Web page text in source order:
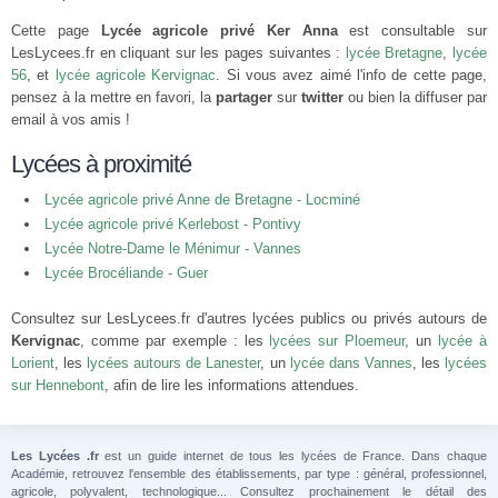
Cette page Lycée agricole privé Ker Annaest consultable sur
LesLycees.fr en cliquant sur les pages suivantes : lycée Bretagne, lycée
56, et lycée agricole Kervignac. Si vous avez aimé l'info de cette page,
pensez à la mettre en favori, la partager sur twitter ou bien la diffuser par
email à vos amis !
Lycées à proximité
Lycée agricole privé Anne de Bretagne - Locminé
Lycée agricole privé Kerlebost - Pontivy
Lycée Notre-Dame le Ménimur - Vannes
Lycée Brocéliande - Guer
Consultez sur LesLycees.fr d'autres lycées publics ou privés autours de
Kervignac, comme par exemple : les lycées sur Ploemeur, un lycée à
Lorient, les lycées autours de Lanester, un lycée dans Vannes, les lycées
sur Hennebont, afin de lire les informations attendues.
Les Lycées .frest un guide internet de tous les lycées de France. Dans chaque
Académie, retrouvez l'ensemble des établissements, par type : général, professionnel,
agricole, polyvalent, technologique... Consultez prochainement le détail des